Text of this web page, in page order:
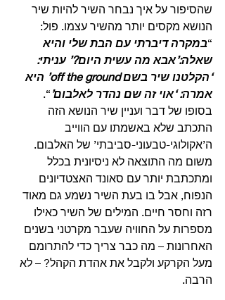
שהסיפור על איך נבחר השיר להיות שיר
הנושא מקסים יותר מהשיר עצמו. פול:
“במקרה דיברתי עם הבת שלי והיא
שאלה:’אבא מה עשית היום?’ עניתי:
‘הקלטנו שיר בשם off the ground’ היא
אמרה: ‘אוי זה שם נהדר לאלבום’ “.
בסופו של דבר ועניין שיר הנושא הזה
התכתב שלא באשמתו עם הווייב
ה’אקולוגי-טבעוני-סביבתי’ של האלבום.
משום מה התוצאה לא ניסיונית בכלל
ומתכתבת יותר עם סאונד האצטדיונים
הנפוח, אבל בו בעת השיר נשמע גם מאוד
רזה וחסר חיים. המילים של השיר כאילו
מספרות על החוויה שעבר מקרטני בשנים
האחרונות – מה כבר צריך כדי להתרומם
מעל הקרקע ולקבל את אהדת הקהל? – לא
הרבה.